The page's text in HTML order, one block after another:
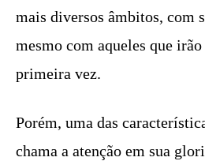
mais diversos âmbitos, com
mesmo com aqueles que
primeira vez.
Porém, uma das
chama a atenção em sua